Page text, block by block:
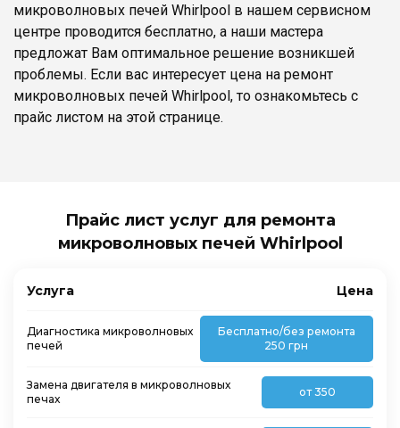
RU UK
микроволновых печей Whirlpool в нашем сервисном
центре проводится бесплатно, а наши мастера
предложат Вам оптимальное решение возникшей
проблемы. Если вас интересует цена на ремонт
микроволновых печей Whirlpool, то ознакомьтесь с
прайс листом на этой странице.
Прайс лист услуг для ремонта
микроволновых печей Whirlpool
Услуга Цена
Диагностика микроволновых
печей
Бесплатно/без ремонта
250 грн
Замена двигателя в микроволновых
печах
от 350